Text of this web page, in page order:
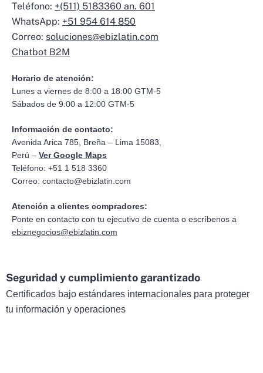
Teléfono: +(511) 5183360 an. 601
WhatsApp: +51 954 614 850
Correo: soluciones@ebizlatin.com
Chatbot B2M
Horario de atención:
Lunes a viernes de 8:00 a 18:00 GTM-5
Sábados de 9:00 a 12:00 GTM-5
Información de contacto:
Avenida Arica 785, Breña – Lima 15083,
Perú – Ver Google Maps
Teléfono: +51 1 518 3360
Correo: contacto@ebizlatin.com
Atención a clientes compradores:
Ponte en contacto con tu ejecutivo de cuenta o escríbenos a
ebiznegocios@ebizlatin.com
Seguridad y cumplimiento garantizado
Certificados bajo estándares internacionales para proteger
tu información y operaciones